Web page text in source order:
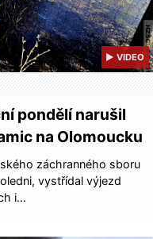
▶ VIDEO
pondělí narušil
na Olomoucku
záchranného sboru
vystřídal výjezd
i…